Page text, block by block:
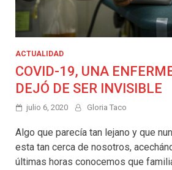
ACTUALIDAD
COVID-19, UNA
DEJÓ DE SER INVISIBLE
julio 6, 2020 Gloria Taco
Algo que parecía tan lejano y que
esta tan cerca de nosotros,
últimas horas conocemos que